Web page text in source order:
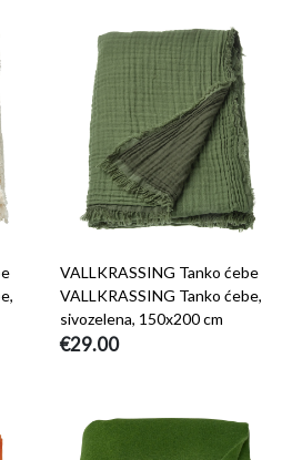
VALLKRASSING Tanko ćebe
VALLKRASSING Tanko ćebe,
sivozelena, 150x200 cm
€29.00